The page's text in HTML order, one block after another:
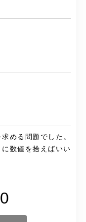
める問題でした。
数値を拾えばいい
0